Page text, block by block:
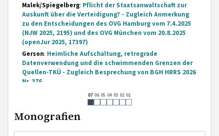
07 06 05 04 03 02 01
Malek/Spiegelberg: Pflicht der Staatsanwaltschaft zur
Auskunft über die Verteidigung? - Zugleich Anmerkung
zu den Entscheidungen des OVG Hamburg vom 7.4.2025
(NJW 2025, 2195) und des OVG München vom 20.8.2025
(openJur 2025, 17397)
Gerson: Heimliche Aufschaltung, retrograde
Datenverwendung und die schwimmenden Grenzen der
Quellen-TKÜ - Zugleich Besprechung von BGH HRRS 2026
Nr. 376
Monografien